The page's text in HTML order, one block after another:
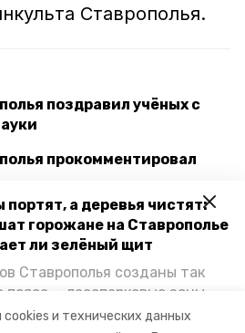
и технических данных
а деревья чистят:
горожане на Ставрополье
ли зелёный щит
Ставрополья созданы так
— лесопарковые зоны,
воздействие выхлопных
Ставрополья.
поздравил учёных с
прокомментировал
в области медицины
«Россия»